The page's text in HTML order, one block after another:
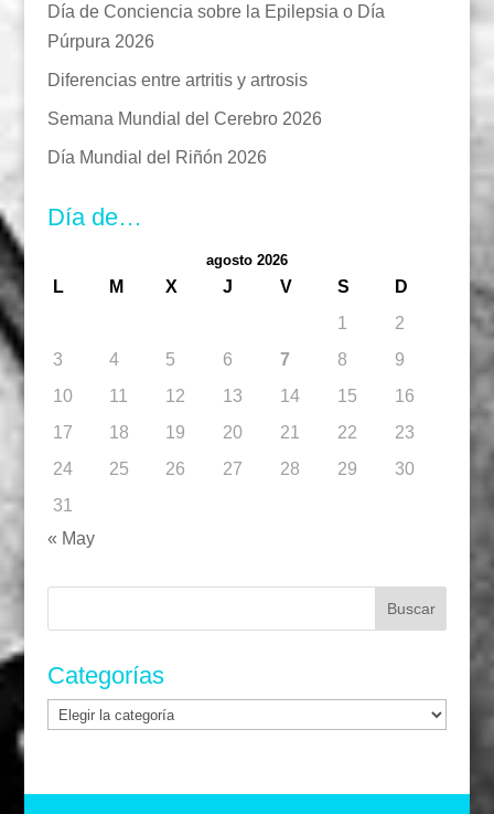
Día de Conciencia sobre la Epilepsia o Día
Púrpura 2026
Diferencias entre artritis y artrosis
Semana Mundial del Cerebro 2026
Día Mundial del Riñón 2026
Día de…
agosto 2026
L M X J V S
D
1
2
3
4 5 6 7 8
9
10
11 12 13 14 15
16
17
18 19 20 21 22
23
24
25 26 27 28 29
30
31
« May
Buscar:
Categorías
Categorías